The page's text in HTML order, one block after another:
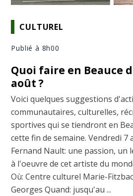
CULTUREL
Publié à 8h00
Quoi faire en Beauce
août ?
Voici quelques suggestions
communautaires, culturelles,
sportives qui se tiendront en
cette fin de semaine. Vendredi 7
Fernand Nault: une passion, un
à l'oeuvre de cet artiste du
Où: Centre culturel Marie-
Georges Quand: jusqu'au ...